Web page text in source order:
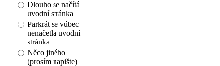
Dlouho se načítá
uvodní stránka
Parkrát se vúbec
nenačetla uvodní
stránka
Něco jiného
(prosím napište)